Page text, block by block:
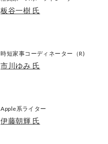
板谷一樹 氏
時短家事コーディネーター（R)
市川ゆみ 氏
Apple系ライター
伊藤朝輝 氏